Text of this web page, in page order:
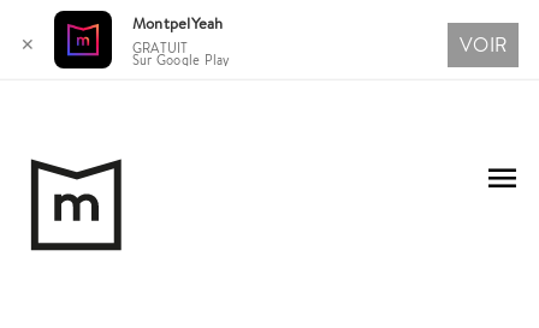
contenu
✕
MontpelYeah
GRATUIT
Sur Google Play
VOIR